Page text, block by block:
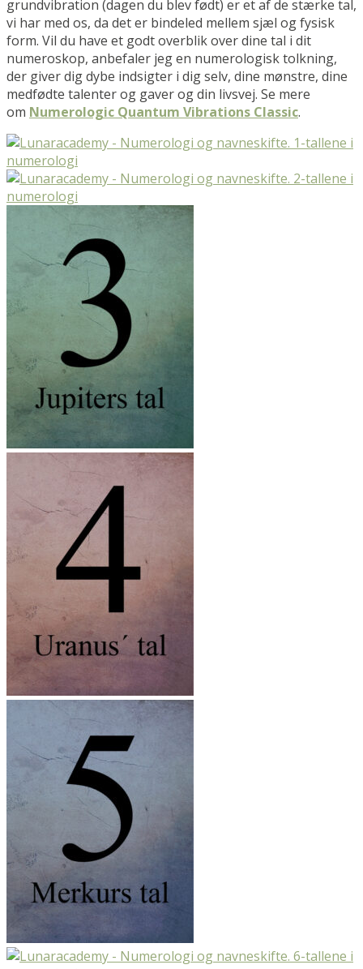
grundvibration (dagen du blev født) er et af de stærke tal,
vi har med os, da det er bindeled mellem sjæl og fysisk
form. Vil du have et godt overblik over dine tal i dit
numeroskop, anbefaler jeg en numerologisk tolkning,
der giver dig dybe indsigter i dig selv, dine mønstre, dine
medfødte talenter og gaver og din livsvej. Se mere
om Numerologic Quantum Vibrations Classic.